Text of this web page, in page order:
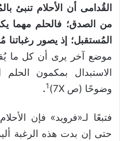
القُدامى أن الأحلام تنبئ
من الصدق؛ فالحلم مهما
المُستقبل؛ إذ يصور رغباتنا
موضع آخر يرى أن كل ما
الاستبدال بمكمون
وضوحًا (ص 7X)
1
.
فتبعًا لـ«فرويد» فإن
حتى إن بدت هذه الرغبة